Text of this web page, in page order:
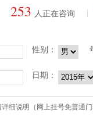
253 人正在咨询
性别：
日期：